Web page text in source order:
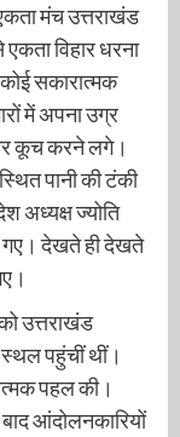
मंच उत्तराखंड
विहार धरना
सकारात्मक
में अपना उग्र
कूच करने लगे।
पानी की टंकी
अध्यक्ष ज्योति
गए। देखते ही देखते
उत्तराखंड
स्थल पहुंचीं थीं।
पहल की।
बाद आंदोलनकारियों